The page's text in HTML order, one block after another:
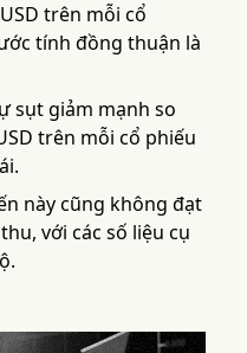
trên mỗi cổ
tính đồng thuận là
sụt giảm mạnh so
trên mỗi cổ phiếu
này cũng không đạt
với các số liệu cụ